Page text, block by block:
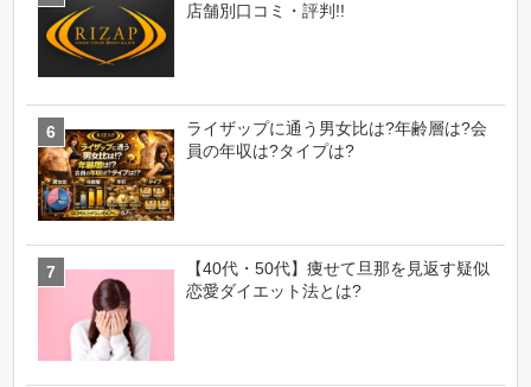
店舗別口コミ・評判!!
ライザップに通う男女比は?年齢層は?会
員の年収は?タイプは?
【40代・50代】痩せて旦那を見返す疑似
恋愛ダイエット法とは?